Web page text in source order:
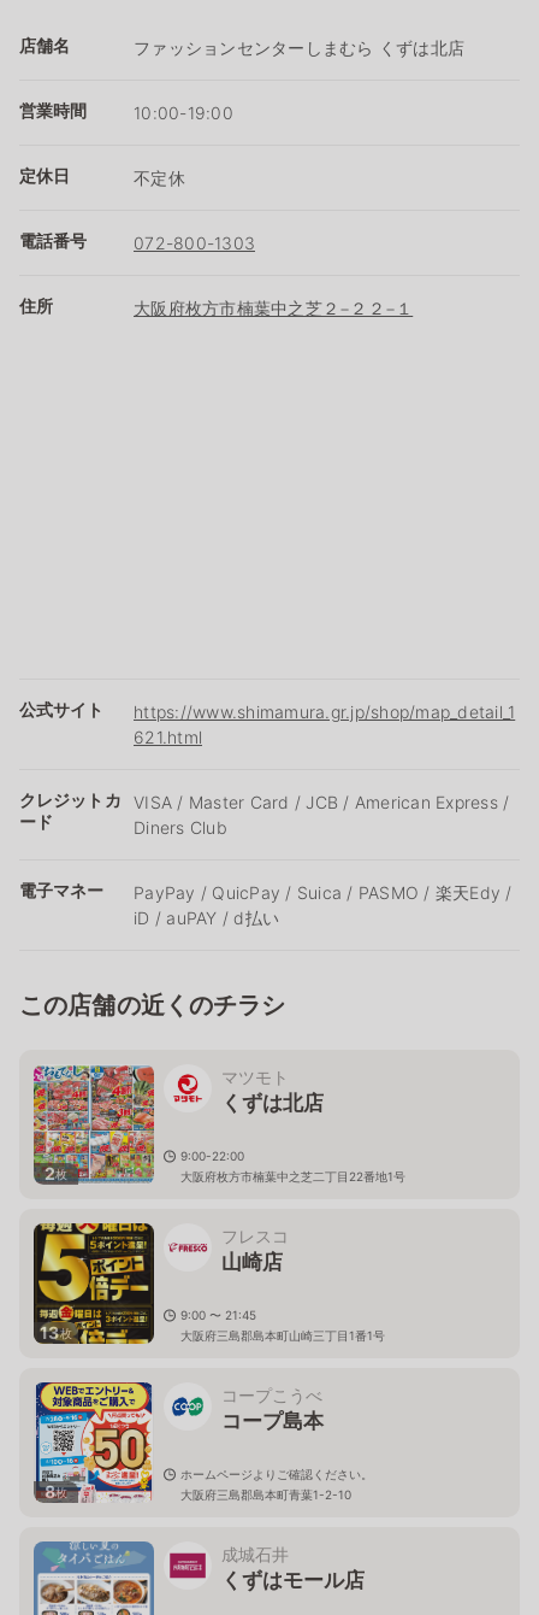
店舗名 ファッションセンターしまむら くずは北店
営業時間 10:00-19:00
定休日 不定休
電話番号 072-800-1303
住所 大阪府枚方市楠葉中之芝２−２２−１
公式サイト
https://www.shimamura.gr.jp/shop/map_detail_1
621.html
クレジットカ
ード
VISA / Master Card / JCB / American Express /
Diners Club
電子マネー
PayPay / QuicPay / Suica / PASMO / 楽天Edy /
iD / auPAY / d払い
この店舗の近くのチラシ
2枚
マツモト
くずは北店
9:00-22:00
大阪府枚方市楠葉中之芝二丁目22番地1号
13枚
フレスコ
山崎店
9:00 〜 21:45
大阪府三島郡島本町山崎三丁目1番1号
8枚
コープこうべ
コープ島本
ホームページよりご確認ください。
大阪府三島郡島本町青葉1-2-10
成城石井
くずはモール店